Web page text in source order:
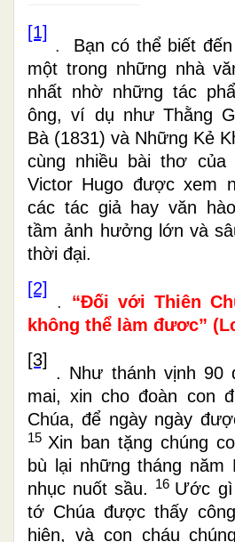
[1]
.
Bạn có thể biết
một trong những nhà
nhất nhờ những tác
ông, ví dụ như Thằng
Bà (1831) và Những Kẻ
cùng nhiều bài thơ
Victor Hugo được xem
các tác giả hay văn
tầm ảnh hưởng lớn và
thời đại.
[2]
. “Đối với Thiên
không thể làm đươc”
[3]
. Như thánh vịnh 90
mai, xin cho đoàn con
Chúa, để ngày ngày
15 Xin ban tặng chúng
bù lại những tháng năm
nhục nuốt sầu.
16 Ước gì
tớ Chúa được thấy
hiện, và con cháu